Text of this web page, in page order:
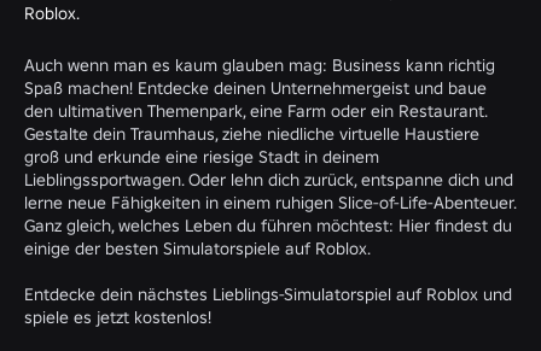
Roblox.
Auch wenn man es kaum glauben mag: Business kann richtig
Spaß machen! Entdecke deinen Unternehmergeist und baue
den ultimativen Themenpark, eine Farm oder ein Restaurant.
Gestalte dein Traumhaus, ziehe niedliche virtuelle Haustiere
groß und erkunde eine riesige Stadt in deinem
Lieblingssportwagen. Oder lehn dich zurück, entspanne dich und
lerne neue Fähigkeiten in einem ruhigen Slice-of-Life-Abenteuer.
Ganz gleich, welches Leben du führen möchtest: Hier findest du
einige der besten Simulatorspiele auf Roblox.
Entdecke dein nächstes Lieblings-Simulatorspiel auf Roblox und
spiele es jetzt kostenlos!